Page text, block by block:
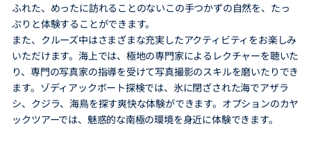
ふれた、めったに訪れることのないこの手つかずの自然を、たっ
ぷりと体験することができます。
また、クルーズ中はさまざまな充実したアクティビティをお楽しみ
いただけます。海上では、極地の専門家によるレクチャーを聴いた
り、専門の写真家の指導を受けて写真撮影のスキルを磨いたりでき
ます。ゾディアックボート探検では、氷に閉ざされた海でアザラ
シ、クジラ、海鳥を探す爽快な体験ができます。オプションのカヤ
ックツアーでは、魅惑的な南極の環境を身近に体験できます。